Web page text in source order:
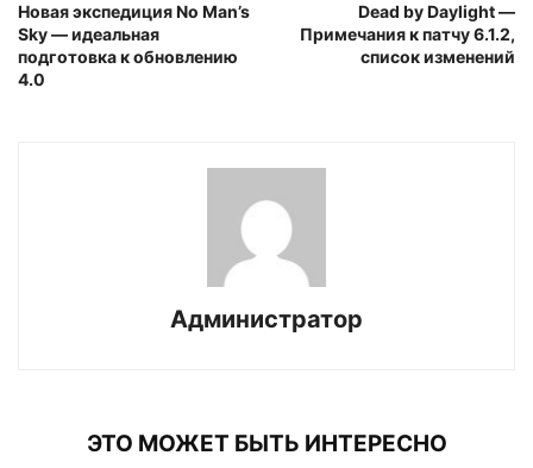
Новая экспедиция No Man’s
Sky — идеальная
подготовка к обновлению
4.0
Dead by Daylight —
Примечания к патчу 6.1.2,
список изменений
Администратор
ЭТО МОЖЕТ БЫТЬ ИНТЕРЕСНО